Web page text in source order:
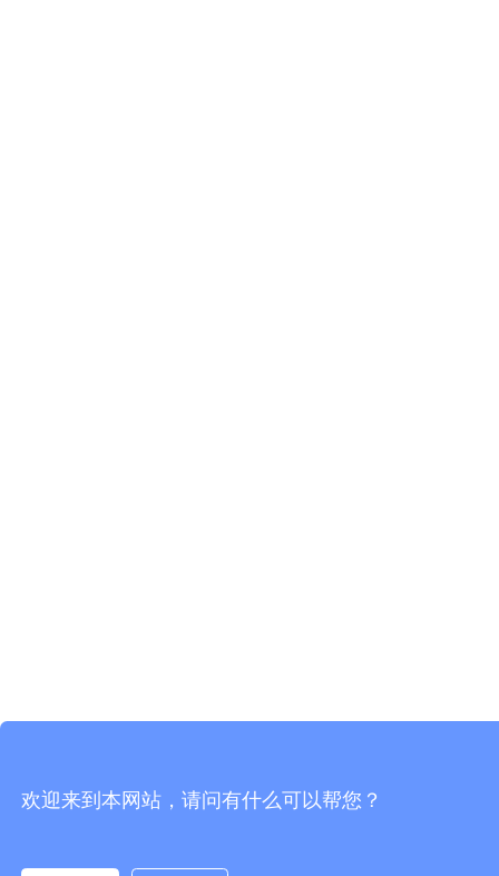
欢迎来到本网站，请问有什么可以帮您？